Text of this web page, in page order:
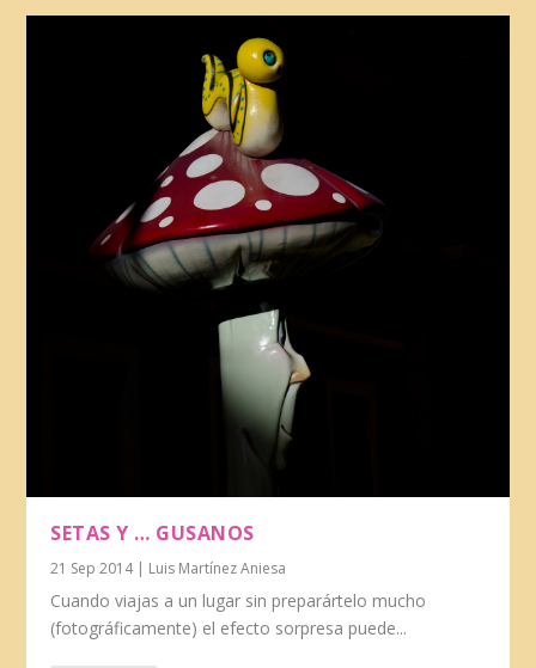
SETAS Y … GUSANOS
21 Sep 2014| Luis Martínez Aniesa
Cuando viajas a un lugar sin preparártelo mucho
(fotográficamente) el efecto sorpresa puede...